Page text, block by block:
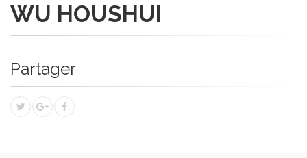
WU HOUSHUI
Partager